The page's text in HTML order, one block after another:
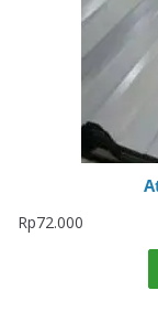
Rp72.000